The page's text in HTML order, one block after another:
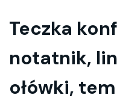
Teczka
notatnik,
ołówki,